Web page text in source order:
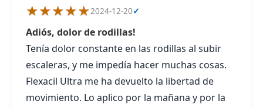
★★★★★2024-12-20✓
Adiós, dolor de rodillas!
Tenía dolor constante en las rodillas al subir
escaleras, y me impedía hacer muchas cosas.
Flexacil Ultra me ha devuelto la libertad de
movimiento. Lo aplico por la mañana y por la